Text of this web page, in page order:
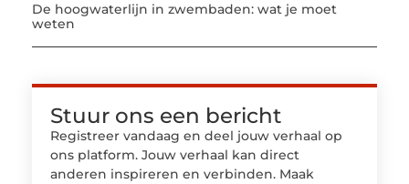
De hoogwaterlijn in zwembaden: wat je moet
weten
Stuur ons een bericht
Registreer vandaag en deel jouw verhaal op
ons platform. Jouw verhaal kan direct
anderen inspireren en verbinden. Maak